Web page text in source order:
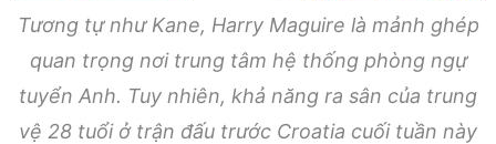
Tương tự như Kane, Harry Maguire là mảnh ghép
quan trọng nơi trung tâm hệ thống phòng ngự
tuyển Anh. Tuy nhiên, khả năng ra sân của trung
vệ 28 tuổi ở trận đấu trước Croatia cuối tuần này